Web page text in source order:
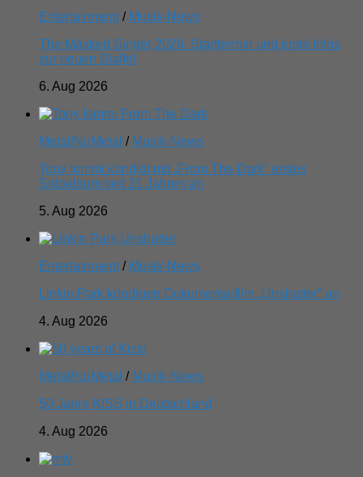
Entertainment / Musik-News
The Masked Singer 2026: Starttermin und erste Infos
zur neuen Staffel
6. Aug 2026
Metal/NuMetal / Musik-News
Tony Iommi kündigt mit „From The Dark“ erstes
Soloalbum seit 21 Jahren an
5. Aug 2026
Entertainment / Musik-News
Linkin Park kündigen Dokumentarfilm „Unshatter“ an
4. Aug 2026
Metal/NuMetal / Musik-News
50 Jahre KISS in Deutschland
4. Aug 2026